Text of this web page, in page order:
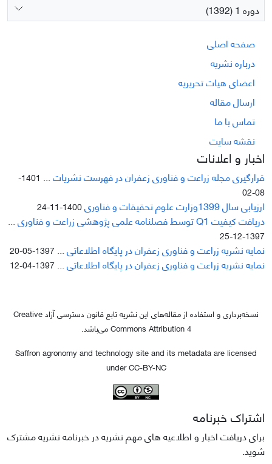
دوره 1 (1392)
صفحه اصلی
درباره نشریه
اعضای هیات تحریریه
ارسال مقاله
تماس با ما
نقشه سایت
اخبار و اعلانات
قرارگیری مجله زراعت و فناوری زعفران در فهرست نشریات ...
1401-
08-02
ارزیابی سال 1399وزارت علوم تحقیقات و فناوری 1400-11-24
دریافت کیفیت Q1 توسط فصلنامه علمی پژوهشی زراعت و فناوری ...
1397-12-25
نمایه نشریه زراعت و فناوری زعفران در پایگاه اطلاعاتی ... 1397-05-20
نمایه نشریه زراعت و فناوری زعفران در پایگاه اطلاعاتی ... 1397-04-12
نسخه‌برداری و استفاده از مقاله‌های این نشریه تابع قانون دسترسی آزاد Creative
Commons Attribution 4 می‌باشد.
Saffron agronomy and technology site and its metadata are licensed
under CC-BY-NC
اشتراک خبرنامه
برای دریافت اخبار و اطلاعیه های مهم نشریه در خبرنامه نشریه مشترک
شوید.